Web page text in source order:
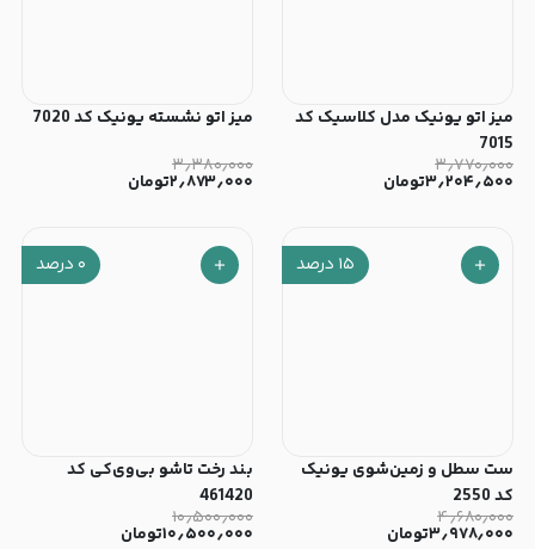
میز اتو یونیک مدل کلاسیک کد
7015
۳٫۷۷۰٫۰۰۰
۳٫۲۰۴٫۵۰۰تومان
میز اتو نشسته یونیک کد 7020
۳٫۳۸۰٫۰۰۰
۲٫۸۷۳٫۰۰۰تومان
۱۵ درصد
ست سطل و زمین‌شوی یونیک
کد 2550
۴٫۶۸۰٫۰۰۰
۳٫۹۷۸٫۰۰۰تومان
۰ درصد
بند رخت تاشو بی‌وی‌کی کد
461420
۱۰٫۵۰۰٫۰۰۰
۱۰٫۵۰۰٫۰۰۰تومان